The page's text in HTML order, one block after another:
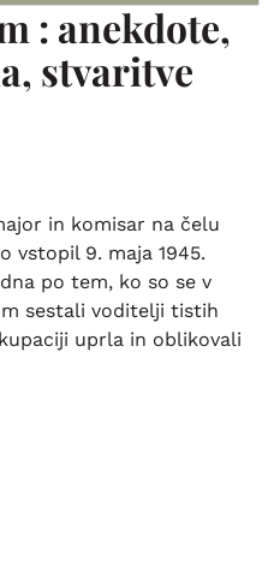
: anekdote,
stvaritve
in komisar na čelu
vstopil 9. maja 1945.
po tem, ko so se v
sestali voditelji tistih
uprla in oblikovali